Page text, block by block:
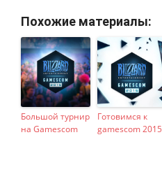
Похожие материалы:
Большой турнир
на Gamescom
Готовимся к
gamescom 2015